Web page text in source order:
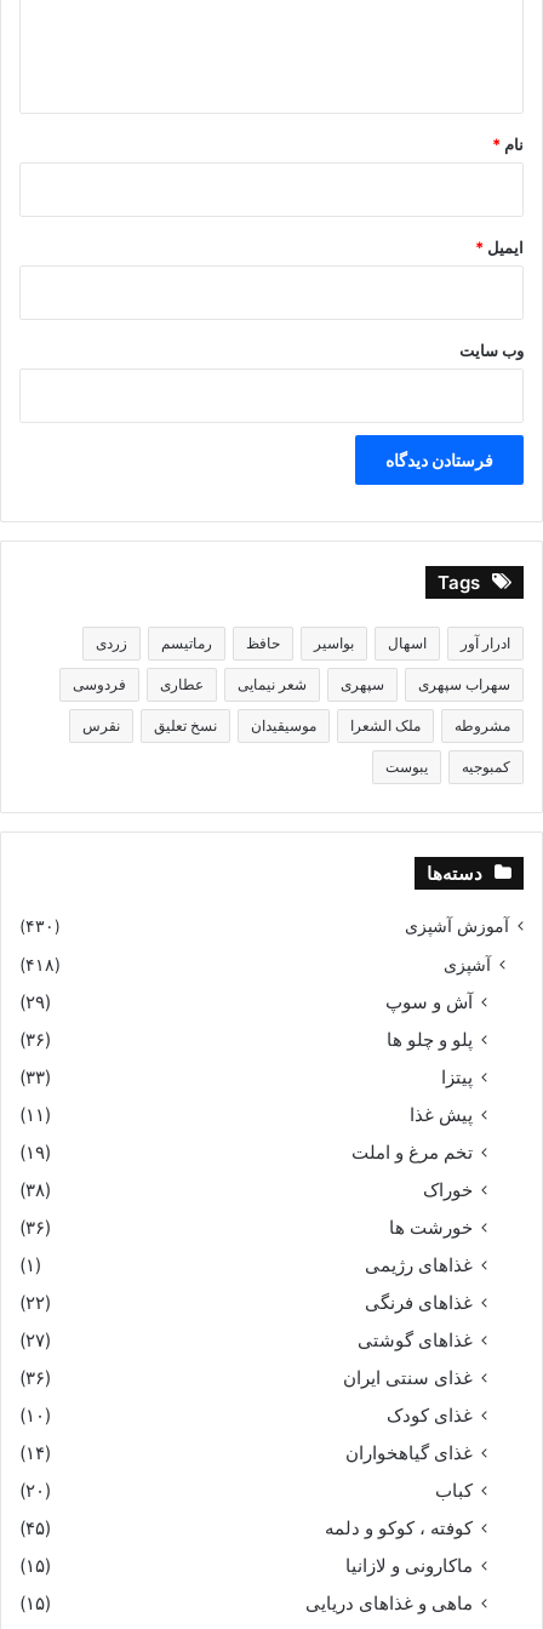
نام *
ایمیل *
وب‌ سایت
Tags
ادرار آور اسهال بواسیر حافظ رماتیسم زردی
سهراب سپهری سپهری شعر نیمایی عطاری فردوسی
مشروطه ملک الشعرا موسیقیدان نسخ تعلیق نقرس
کمبوجیه یبوست
دسته‌ها
آموزش آشپزی (۴۳۰)
آشپزی (۴۱۸)
آش و سوپ
(۲۹)
پلو و چلو ها
(۳۶)
پیتزا
(۳۳)
پیش غذا
(۱۱)
تخم مرغ و املت
(۱۹)
خوراک
(۳۸)
خورشت ها
(۳۶)
غذاهای رژیمی
(۱)
غذاهای فرنگی
(۲۲)
غذاهای گوشتی
(۲۷)
غذای سنتی ایران
(۳۶)
غذای کودک
(۱۰)
غذای گیاهخواران
(۱۴)
کباب
(۲۰)
کوفته ، کوکو و دلمه
(۴۵)
ماکارونی و لازانیا
(۱۵)
ماهی و غذاهای دریایی
(۱۵)